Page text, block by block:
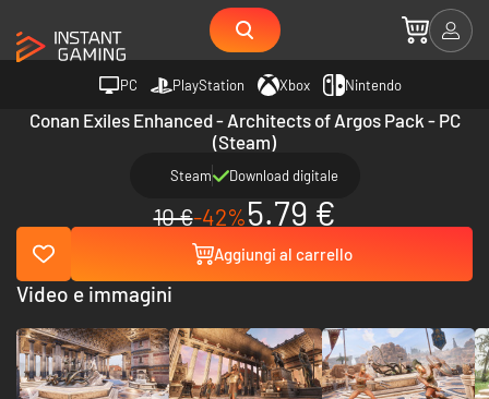
PC PlayStation Xbox Nintendo
Conan Exiles Enhanced - Architects of Argos Pack - PC
(Steam)
Steam Download digitale
10 €-42%5.79 €
Aggiungi al carrello
Video e immagini